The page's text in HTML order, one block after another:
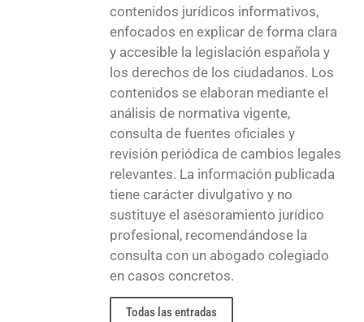
contenidos jurídicos informativos,
enfocados en explicar de forma clara
y accesible la legislación española y
los derechos de los ciudadanos. Los
contenidos se elaboran mediante el
análisis de normativa vigente,
consulta de fuentes oficiales y
revisión periódica de cambios legales
relevantes. La información publicada
tiene carácter divulgativo y no
sustituye el asesoramiento jurídico
profesional, recomendándose la
consulta con un abogado colegiado
en casos concretos.
Todas las entradas